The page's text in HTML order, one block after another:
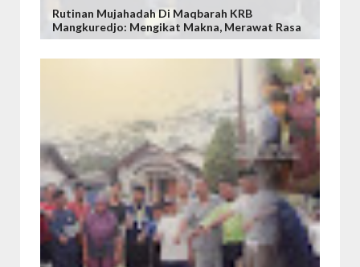
Rutinan Mujahadah Di Maqbarah KRB
Mangkuredjo: Mengikat Makna, Merawat Rasa